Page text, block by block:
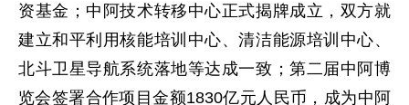
资基金；中阿技术转移中心正式揭牌成立，双方就
建立和平利用核能培训中心、清洁能源培训中心、
北斗卫星导航系统落地等达成一致；第二届中阿博
览会签署合作项目金额1830亿元人民币，成为中阿